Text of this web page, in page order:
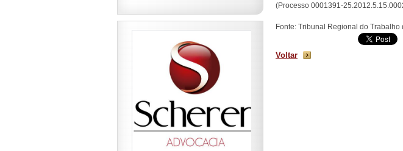
(Processo 0001391-
Fonte: Tribunal Regional do Trabalho
Voltar